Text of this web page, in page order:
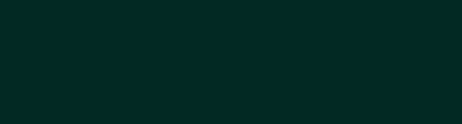
Cela pourrait être le cas pour "Brillant", bien que cela
précise et actuelle, il serait nécessaire de consulter
à chaque pays, ce qui n'est pas toujours